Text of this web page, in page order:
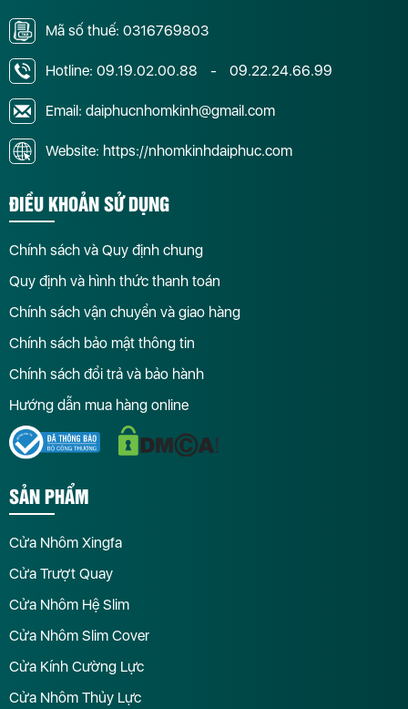
Mã số thuế: 0316769803
Hotline: 09.19.02.00.88 - 09.22.24.66.99
Email: daiphucnhomkinh@gmail.com
Website: https://nhomkinhdaiphuc.com
ĐIỀU KHOẢN SỬ DỤNG
Chính sách và Quy định chung
Quy định và hình thức thanh toán
Chính sách vận chuyển và giao hàng
Chính sách bảo mật thông tin
Chính sách đổi trả và bảo hành
Hướng dẫn mua hàng online
SẢN PHẨM
Cửa Nhôm Xingfa
Cửa Trượt Quay
Cửa Nhôm Hệ Slim
Cửa Nhôm Slim Cover
Cửa Kính Cường Lực
Cửa Nhôm Thủy Lực